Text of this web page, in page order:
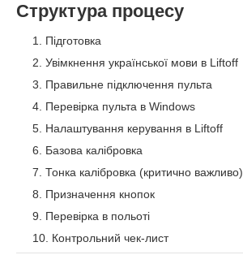
Структура процесу
Підготовка
Увімкнення української мови в Liftoff
Правильне підключення пульта
Перевірка пульта в Windows
Налаштування керування в Liftoff
Базова калібровка
Тонка калібровка (критично важливо)
Призначення кнопок
Перевірка в польоті
Контрольний чек-лист